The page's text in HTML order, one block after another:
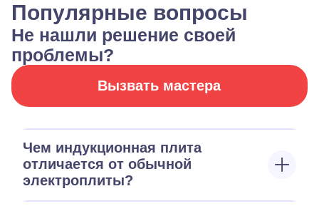
Популярные вопросы
Не нашли решение своей
проблемы?
Вызвать мастера
Чем индукционная плита
отличается от обычной
электроплиты?